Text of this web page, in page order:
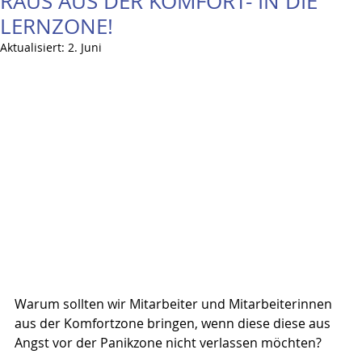
LERNZONE!
Aktualisiert: 2. Juni
Warum sollten wir Mitarbeiter und Mitarbeiterinnen
aus der Komfortzone bringen, wenn diese diese aus
Angst vor der Panikzone nicht verlassen möchten?